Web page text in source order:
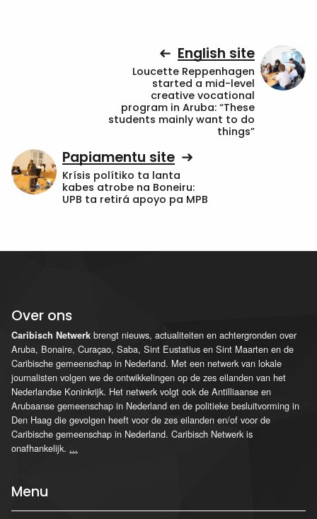
English site
Loucette Reppenhagen
started a mid-level
creative vocational
program in Aruba: “These
students mainly want to do
things”
Papiamentu site
Krísis polítiko ta lanta
kabes atrobe na Boneiru:
UPB ta retirá apoyo pa MPB
Over ons
Caribisch Netwerk brengt nieuws, actualiteiten en achtergronden over
Aruba, Bonaire, Curaçao, Saba, Sint Eustatius en Sint Maarten en de
Caribische gemeenschap in Nederland. Met een netwerk van lokale
journalisten volgen we de ontwikkelingen op de zes eilanden van het
Nederlandse Koninkrijk. Het netwerk volgt ook de Antilliaanse en
Arubaanse gemeenschap in Nederland en de politieke besluitvorming in
Den Haag die gevolgen heeft voor de zes eilanden en/of voor de
Caribische gemeenschap in Nederland. Caribisch Netwerk is
onafhankelijk. ...
Menu